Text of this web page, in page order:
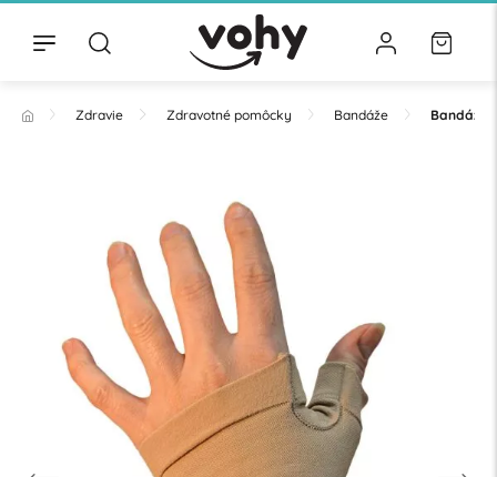
Zdravie Zdravotné pomôcky Bandáže Bandáž